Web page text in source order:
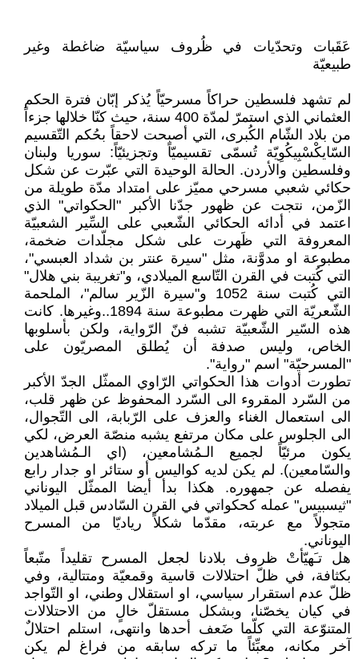
عَقَبات وتحدّيات في ظُروف سياسيّة ضاغطة وغير
طبيعيّة
لم تشهد فلسطين حراكاً مسرحيّاً يُذكر إبّان فترة الحكم
العثماني الذي استمرّ لمدّة 400 سنة، حيث كنّا خلالها جزءاً
من بلاد الشّام الكُبرى، التي أصبحت لاحقاً بحُكم التّقسيم
السّايكْسْبِيكُوِيّة تُسمّى تقسيميّاً وتجزيئيّاً: سوريا ولبنان
وفلسطين والأردن. الحالة الوحيدة التي عبّرت عن شكل
حكائي شعبي مسرحي مميّز على امتداد مدّة طويلة من
الزّمن، نتجت عن ظهور جدّنا الأكبر "الحكواتي" الذي
اعتمد في أدائه الحكائي الشّعبي على السِّير الشعبيّة
المعروفة التي ظَهرت على شكل مجلّدات ضخمة،
مطبوعة او مدوَّنة، مثل "سيرة عنتر بن شداد العبسي"،
التي كُتبت في القرن التّاسع الميلادي، و"تغريبة بني هلال"
التي كُتبت سنة 1052 و"سيرة الزّير سالم"، الملحمة
الشّعريّة التي ظهرت مطبوعة سنة 1894..وغيرها. كانت
هذه السّير الشّعبيّة تشبه فنّ الرّواية، ولكن بأسلوبها
الخاص، وليس صدفة أن يُطلق المصريّون على
"المسرحيّة" اسم "رواية".
تطورت أدوات هذا الحكواتي الرّاوي الممثّل الجدّ الأكبر
من السّرد المقروء الى السّرد المحفوظ عن ظهر قلب،
الى استعمال الغناء والعزف على الرّبابة، الى التّجوال،
الى الجلوس على مكان مرتفع يشبه منصّة العرض، لكي
يكون مرئيّاً لجميع الـمُشامعين، (اي الـمُشاهدين
والسّامعين). لم يكن لديه كواليس أو ستائر او جدار رابع
يفصله عن جمهوره. هكذا بدأ أيضا الممثّل اليوناني
"ثيسبيس" عمله كحكواتي في القرن السّادس قبل الميلاد
متجولاً مع عربته، مقدّما شكلاً رياديّا من المسرح
اليوناني.
هل تـَهيّأتْ ظروف بلادنا لجعل المسرح تقليداً متّبعاً
بكثافة، في ظلّ احتلالات قاسية وقمعيّة ومتتالية، وفي
ظلّ عدم استقرار سياسي، او استقلال وطني، او التّواجد
في كيان يخصّنا، وبشكل مستقلّ خالٍ من الاحتلالات
المتنوّعة التي كلّما ضَعف أحدها وانتهى، استلم احتلالٌ
آخر مكانه، معبِّئاً ما تركه سابقه من فراغ لم يكن